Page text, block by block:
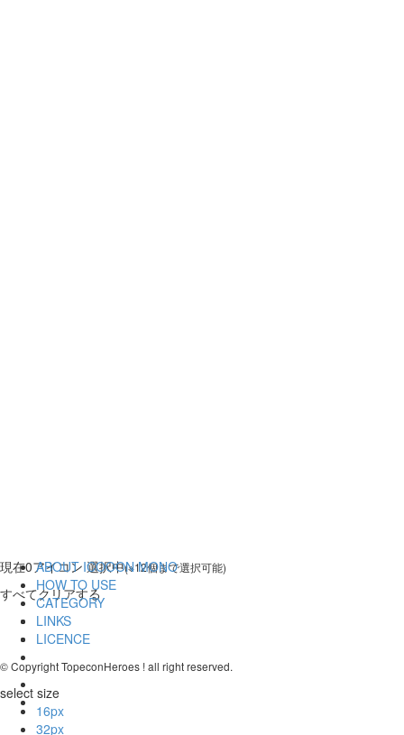
現在0アイコン 選択中(※12個まで選択可能)
すべてクリアする
select size
16px
32px
ABOUT ICOOON MONO
HOW TO USE
CATEGORY
LINKS
LICENCE
© Copyright TopeconHeroes ! all right reserved.